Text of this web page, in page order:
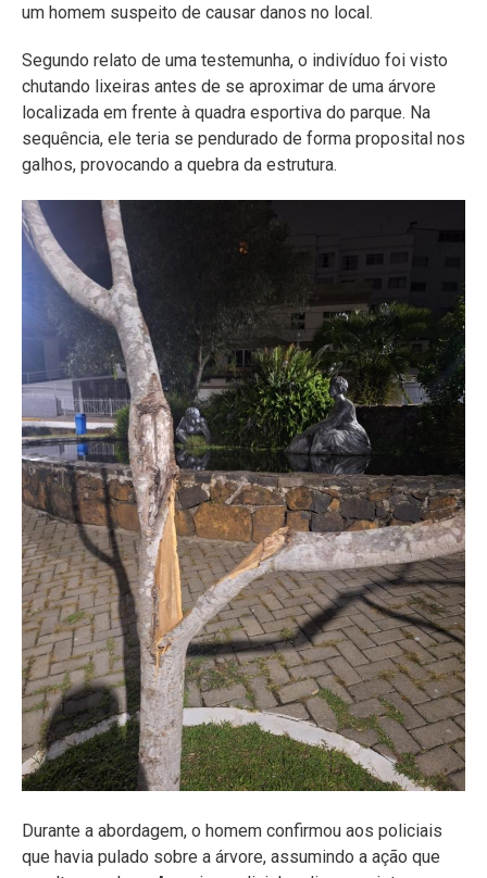
um homem suspeito de causar danos no local.
Segundo relato de uma testemunha, o indivíduo foi visto
chutando lixeiras antes de se aproximar de uma árvore
localizada em frente à quadra esportiva do parque. Na
sequência, ele teria se pendurado de forma proposital nos
galhos, provocando a quebra da estrutura.
Durante a abordagem, o homem confirmou aos policiais
que havia pulado sobre a árvore, assumindo a ação que